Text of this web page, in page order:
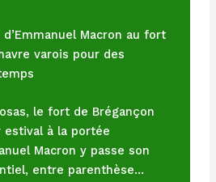
Macron au fort
varois pour des
le fort de Brégançon
estival à la portée
Macron y passe son
entre parenthèse…